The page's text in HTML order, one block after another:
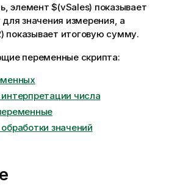
элемент$(vSales) показывает
значения измерения, а
показывает итоговую сумму.
переменные скрипта:
числа
значений